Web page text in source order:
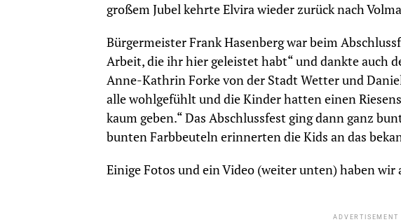
großem Jubel kehrte Elvira wieder zurück nach
Bürgermeister Frank Hasenberg war beim
Arbeit, die ihr hier geleistet habt“ und dankte auch
Anne-Kathrin Forke von der Stadt Wetter und
alle wohlgefühlt und die Kinder hatten einen
kaum geben.“ Das Abschlussfest ging dann ganz
bunten Farbbeuteln erinnerten die Kids an das
Einige Fotos und ein Video (weiter unten) haben
ADVERTISEMENT